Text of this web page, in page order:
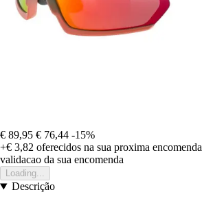
€ 89,95 € 76,44 -15%
+€ 3,82 oferecidos na sua proxima encomenda
validacao da sua encomenda
Loading...
Descrição